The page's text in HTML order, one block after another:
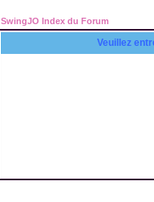
SwingJO Index du Forum
Veuillez